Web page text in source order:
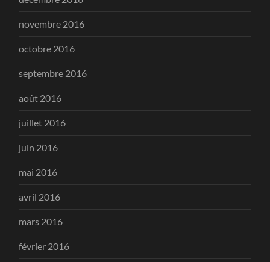
novembre 2016
octobre 2016
septembre 2016
août 2016
juillet 2016
juin 2016
mai 2016
avril 2016
mars 2016
février 2016